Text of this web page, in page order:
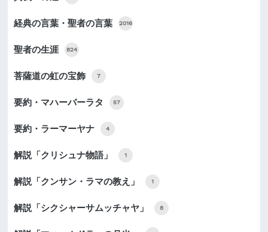
経典の言葉・聖者の言葉 2016
聖者の生涯 824
菩薩道の虹の宝飾 7
要約・マハーバーラタ 57
要約・ラーマーヤナ 4
解説「クリシュナ物語」 1
解説「クンサン・ラマの教え」 1
解説「シクシャーサムッチャヤ」 8